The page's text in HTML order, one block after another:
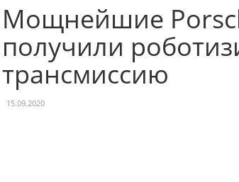
Мощнейшие
получили
трансмиссию
15.09.2020